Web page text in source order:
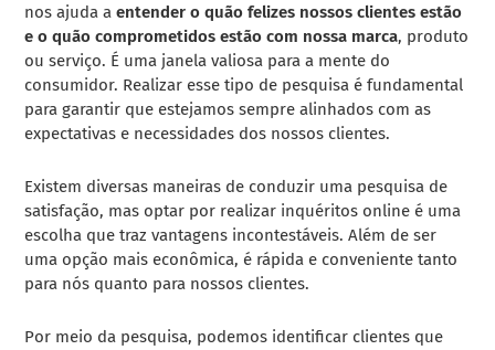
nos ajuda aentender o quão felizes nossos clientes estão
e o quão comprometidos estão com nossa marca, produto
ou serviço. É uma janela valiosa para a mente do
consumidor. Realizar esse tipo de pesquisa é fundamental
para garantir que estejamos sempre alinhados com as
expectativas e necessidades dos nossos clientes.
Existem diversas maneiras de conduzir uma pesquisa de
satisfação, mas optar por realizar inquéritos online é uma
escolha que traz vantagens incontestáveis. Além de ser
uma opção mais econômica, é rápida e conveniente tanto
para nós quanto para nossos clientes.
Por meio da pesquisa, podemos identificar clientes que